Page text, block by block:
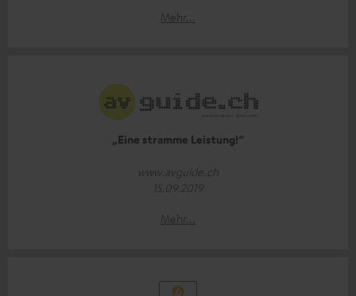
Mehr...
„Eine stramme Leistung!“
www.avguide.ch
15.09.2019
Mehr...